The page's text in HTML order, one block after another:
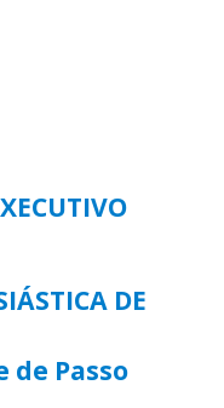
DE
de Passo